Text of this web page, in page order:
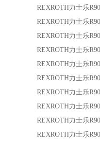
REXROTH力士乐
REXROTH力士乐
REXROTH力士乐
REXROTH力士乐
REXROTH力士乐
REXROTH力士乐
REXROTH力士乐
REXROTH力士乐
REXROTH力士乐
REXROTH力士乐